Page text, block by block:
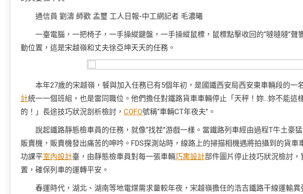
通信員 劉濤 師歡 孟璽 工人日報-中工網記者 毛濃曦
一臺電腦，一把椅子，一手操縱鍵盤，一手操縱鼠標，鼠標點擊收回的“噠噠噠”
動位置，這是宋越嶺和丈夫徐亞坤天天的任務。
本年27歲的宋越嶺，餐與加入任務已有5個年初，是國鐵西安局西安東車輛段的一
計統一一個班組，也是雷同職位。他們擔任對鐵路貨車車輛停止「天秤！妳…妳不能這
的！」長途技巧狀況剖析檢討， COFO號稱“車輛CT年夜夫”。
說起鐵路靜態檢車員的任務，就像“找茬”游戲一樣。當鐵路列車經由過程T牛土豪
販賣機，販賣機發出痛苦的呻吟。FDS探測站時，線路上的掃描相機遇將拍攝到的貨
功課平室內設計臺，由靜態檢車員對每一張車輛巧寓設計部件圖片停止技巧狀況檢討
置，確保列車的運轉平安。
春運時代，湖北、湖南等地電煤需求量較年夜，宋越嶺擔任的浩吉鐵路干線運輸